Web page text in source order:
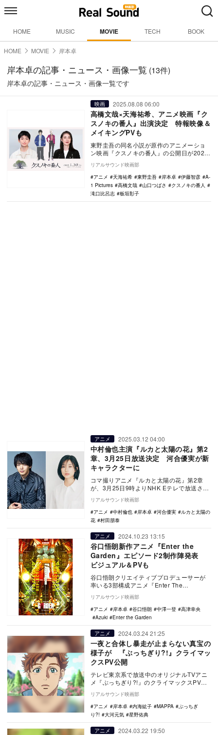
HOME MUSIC MOVIE TECH BOOK
HOME MOVIE 岸本卓
岸本卓の記事・ニュース・画像一覧 (13件)
岸本卓の記事・ニュース・画像一覧です
映画 2025.08.08 06:00
高橋文哉×天海祐希、アニメ映画『ク
スノキの番人』出演決定 特報映像＆
メイキングPVも
東野圭吾の同名小説が原作のアニメーショ
ン映画『クスノキの番人』の公開日が2026
年1月30日に決定し、主演を高橋文哉が務
め、天海…
リアルサウンド映画部
アニメ
天海祐希 東野圭吾 岸本卓 伊藤智彦
A-
1 Pictures
高橋文哉 山口つばさ
クスノキの番人
滝口比呂志
板垣彰子
アニメ 2025.03.12 04:00
中村倫也主演『ルカと太陽の花』第2
章、3月25日放送決定 河合優実が新
キャラクターに
コマ撮りアニメ『ルカと太陽の花』第2章
が、3月25日9時よりNHK Eテレで放送され
ることが決定した。 本作は、プチプチ・
ア…
リアルサウンド映画部
アニメ
中村倫也 岸本卓 河合優実
ルカと太陽の
花
村田朋泰
アニメ 2024.10.23 13:15
谷口悟朗新作アニメ『Enter the
Garden』エピソード2制作陣発表
ビジュアル＆PVも
谷口悟朗クリエイティブプロデューサーが
率いる3部構成アニメ『Enter The
Garden』エピソード2「Fractured …
リアルサウンド映画部
アニメ
岸本卓 谷口悟朗 中澤一登
高津幸央
Azuki
Enter the Garden
アニメ 2024.03.24 21:25
一夜と合体し暴走が止まらない真宝の
様子が 『ぶっちぎり?!』クライマッ
クスPV公開
テレビ東京系で放送中のオリジナルTVアニ
メ『ぶっちぎり?!』のクライマックスPVが
公開された。 本作は、MAPPA制作のオ
リ…
リアルサウンド映画部
アニメ
岸本卓 内海紘子 MAPPA
ぶっちぎ
り?!
大河元気 星野佑典
アニメ 2024.03.22 19:50